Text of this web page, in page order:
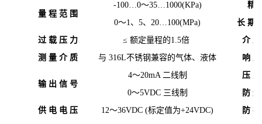
量 程 范 围
-100…0～35…1000(KPa)
精
0～1、5、20…100(MPa)
长 期
过 载 压 力
≤ 额定量程的1.5倍
介
测 量 介 质
与 316L不锈钢兼容的气体、液体 响
输 出 信 号
4～20mA 二线制
压
0～5VDC 三线制
防
供 电 电 压
12～36VDC (标定值为+24VDC) 防